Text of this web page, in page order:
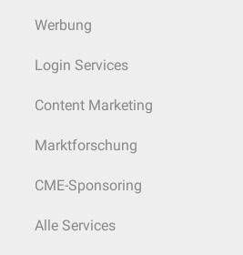
Werbung
Login Services
Content Marketing
Marktforschung
CME-Sponsoring
Alle Services